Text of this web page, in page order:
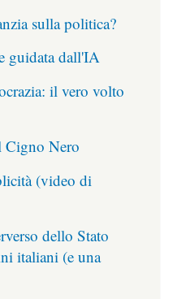
sulla politica?
guidata dall'IA
il vero volto
Cigno Nero
(video di
dello Stato
italiani (e una